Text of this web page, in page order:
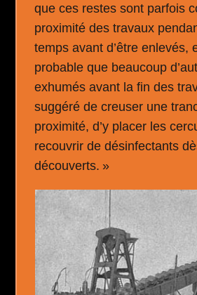
que ces restes sont parfois
proximité des travaux
temps avant d’être enlevés,
probable que beaucoup
exhumés avant la fin des
suggéré de creuser une
proximité, d’y placer les
recouvrir de désinfectants
découverts. »